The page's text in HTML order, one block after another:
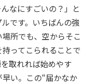
なにすごいの？」と
です。いちばんの強
所でも、空からそこ
ってこられることで
取れれば始めやす
い。この“届かなか